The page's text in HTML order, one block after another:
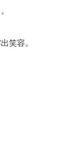
笑容。